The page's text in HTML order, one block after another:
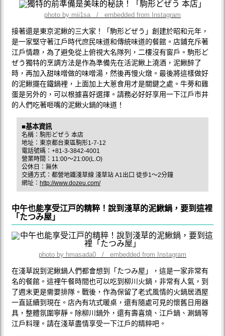
photo by mii1sa / embedded from Instagram
接著還是東京泥鰍的三大家！「駒形どぜう」創建於昭和元年，
是一家堅守著江戶時代庶民味道和傳統味道的餐館。店鋪充斥著
江戶情趣，為了避免從上俯視大名隊列，二樓沒有窗戶。駒形ど
ぜう獨特的烹調方法是作為準備先在活泥鰍上澆酒，泥鰍醉了
時，再加入甜味噌做的味噌湯，然後再慢火燉。最後將這樣做好
的泥鰍擺在鐵鍋裡，上面加上大蔥食用才是關鍵之處。牛蒡和雞
蛋是另外的，可以根據喜好選擇。請務必好好享用一下江戶市井
的人們吃著咂嘴的泥鰍火鍋的味道！
■基本資訊
名稱：駒形どぜう 本店
地址：東京都台東區駒形1-7-12
電話號碼：+81-3-3842-4001
營業時間：11:00～21:00(L.O)
公休日：無休
交通方式：都營地鐵淺草線 淺草站 A1出口 徒歩1〜2分鐘
網址： http://www.dozeu.com/
中午也能享受江戸的精粹！說到淺草的泥鰍鍋，要到這裡
「たつみ屋」
photo by hmasada0 / embedded from Instagram
在淺草說到泥鰍鍋人們都會想到「たつみ屋」，這是一家非常有
名的餐館。這裡午餐時間也可以吃到柳川火鍋，非常有人氣，到
了週末更是需要排隊。戰後，作為保留了老式風情的火鍋居酒屋
一直延續到現在。店內有坑式暖桌，還有隨處可見的懷舊日用器
具，整體氛圍寧靜。除柳川鍋外，還有壽喜燒、江戶鍋、涮鍋等
江戶料理。請在淺草盡情享受一下江戶的精粹吧。